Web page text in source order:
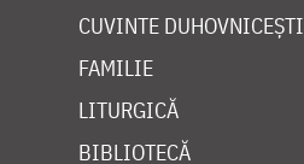
CUVINTE DUHOVNICEȘTI
FAMILIE
LITURGICĂ
BIBLIOTECĂ